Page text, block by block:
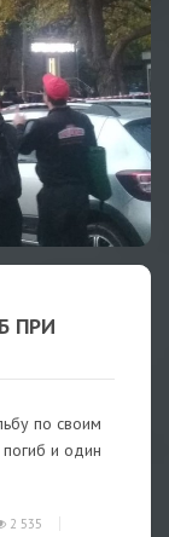
ПРИ
по своим
и один
2 535